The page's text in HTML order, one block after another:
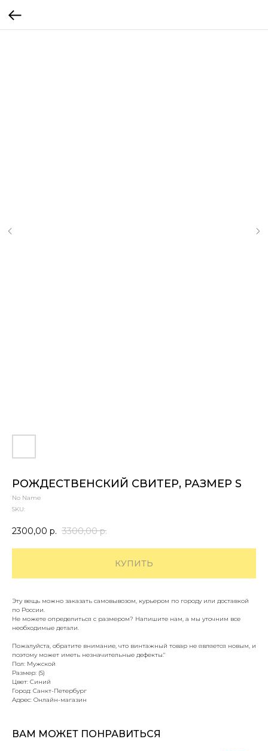
РОЖДЕСТВЕНСКИЙ СВИТЕР, РАЗМЕР S
No Name
SKU:
2300,00 р. 3300,00 р.
КУПИТЬ
Эту вещь можно заказать самовывозом, курьером по городу или доставкой
по России.
Не можете определиться с размером? Напишите нам, а мы уточним все
необходимые детали.
Пожалуйста, обратите внимание, что винтажный товар не является новым, и
поэтому может иметь незначительные дефекты."
Пол: Мужской
Размер: (S)
Цвет: Синий
Город: Санкт-Петербург
Адрес: Онлайн-магазин
ВАМ МОЖЕТ ПОНРАВИТЬСЯ